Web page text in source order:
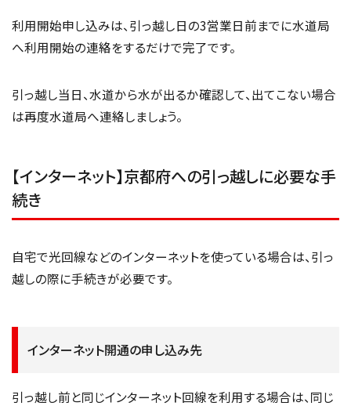
利用開始申し込みは、引っ越し日の3営業日前までに水道局
へ利用開始の連絡をするだけで完了です。
引っ越し当日、水道から水が出るか確認して、出てこない場合
は再度水道局へ連絡しましょう。
【インターネット】京都府への引っ越しに必要な手
続き
自宅で光回線などのインターネットを使っている場合は、引っ
越しの際に手続きが必要です。
インターネット開通の申し込み先
引っ越し前と同じインターネット回線を利用する場合は、同じ